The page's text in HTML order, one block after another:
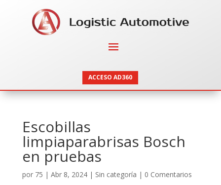
ACCESO AD360
Escobillas
limpiaparabrisas Bosch
en pruebas
por 75 | Abr 8, 2024| Sin categoría | 0 Comentarios